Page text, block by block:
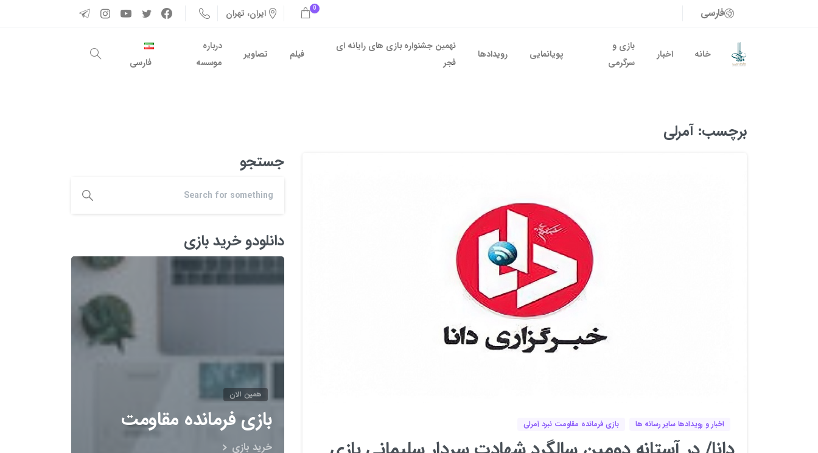
فارسی 0 ایران، تهران
خانه اخبار
بازی و
سرگرمی
پویانمایی رویدادها
نهمین جشنواره بازی های رایانه ای
فجر
فیلم تصاویر
درباره
موسسه
فارسی
برچسب:آمرلی
اخبار و رویدادها سایر رسانه ها بازی فرمانده مقاومت نبرد آمرلی
جستجو
دانلودو خرید بازی
همین الان
بازی فرمانده مقاومت
خرید بازی